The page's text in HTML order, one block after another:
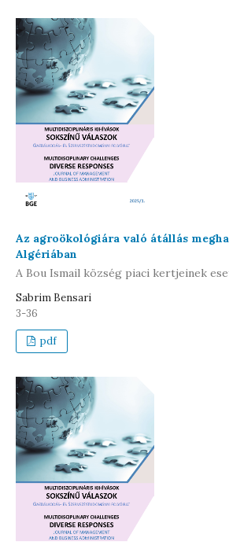
Az agroökológiára való átállás
Algériában
A Bou Ismail község piaci kertjeinek
Sabrim Bensari
3-36
pdf